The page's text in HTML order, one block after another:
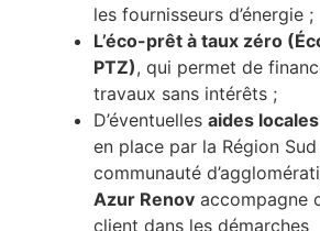
les fournisseurs d’énergie ;
L’éco-prêt à taux zéro
PTZ), qui permet de
travaux sans intérêts ;
D’éventuelles aides locales
en place par la Région
communauté
Azur Renov accompagne
client dans les démarches